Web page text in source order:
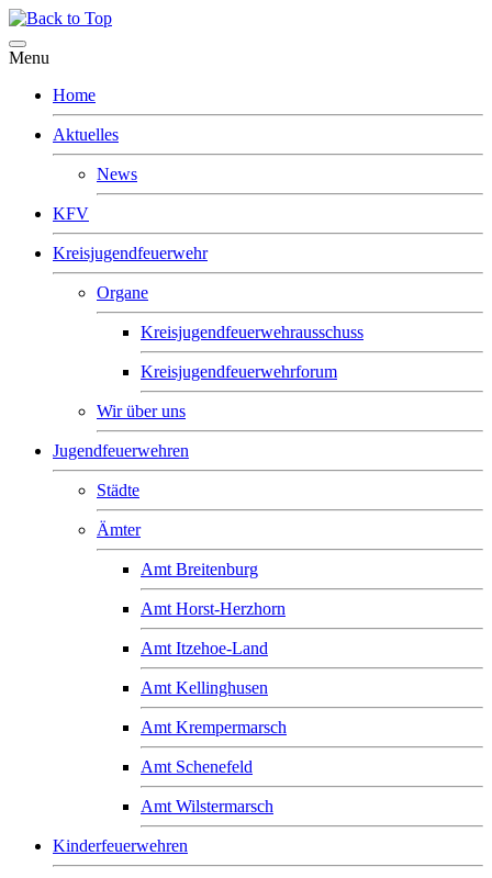
Menu
Home
Aktuelles
News
KFV
Kreisjugendfeuerwehr
Organe
Kreisjugendfeuerwehrausschuss
Kreisjugendfeuerwehrforum
Wir über uns
Jugendfeuerwehren
Städte
Ämter
Amt Breitenburg
Amt Horst-Herzhorn
Amt Itzehoe-Land
Amt Kellinghusen
Amt Krempermarsch
Amt Schenefeld
Amt Wilstermarsch
Kinderfeuerwehren